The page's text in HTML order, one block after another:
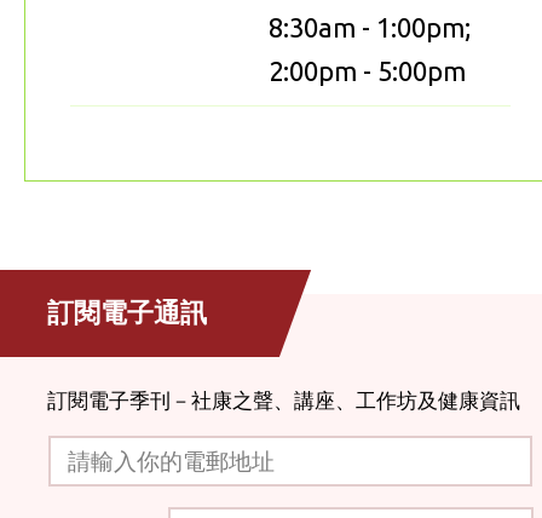
8:30am - 1:00pm;
2:00pm - 5:00pm
訂閱電子通訊
訂閱電子季刊－社康之聲、講座、工作坊及健康資訊
請輸入你的電郵地址
驗證碼